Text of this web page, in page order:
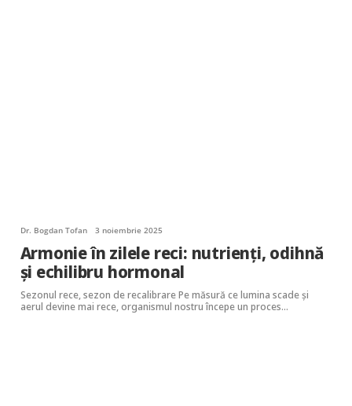
Dr. Bogdan Tofan 3 noiembrie 2025
Armonie în zilele reci: nutrienți, odihnă
și echilibru hormonal
Sezonul rece, sezon de recalibrare Pe măsură ce lumina scade și
aerul devine mai rece, organismul nostru începe un proces…